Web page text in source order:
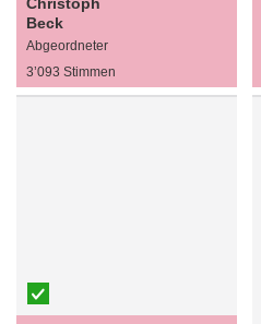
Beck
Abgeordneter
3’093 Stimmen